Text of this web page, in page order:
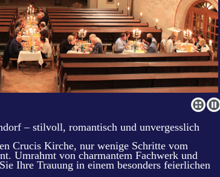
– stilvoll, romantisch und unvergesslich
Crucis Kirche, nur wenige Schritte vom
Umrahmt von charmantem Fachwerk und
Ihre Trauung in einem besonders feierlichen